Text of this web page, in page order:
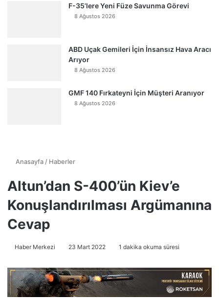
F-35’lere Yeni Füze Savunma Görevi
8 Ağustos 2026
ABD Uçak Gemileri İçin İnsansız Hava Aracı
Arıyor
8 Ağustos 2026
GMF 140 Fırkateyni İçin Müşteri Aranıyor
8 Ağustos 2026